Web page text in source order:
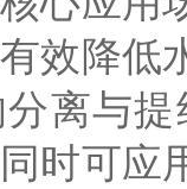
效降低
离与
时可应